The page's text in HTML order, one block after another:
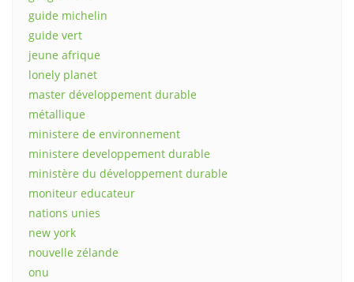
guide michelin
guide vert
jeune afrique
lonely planet
master développement durable
métallique
ministere de environnement
ministere developpement durable
ministère du développement durable
moniteur educateur
nations unies
new york
nouvelle zélande
onu